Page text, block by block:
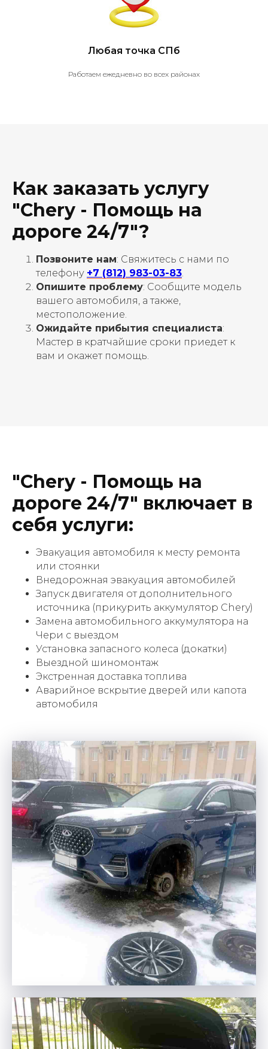
Любая точка СПб
Работаем ежедневно во всех районах
Как заказать услугу
"Chery - Помощь на
дороге 24/7"?
Позвоните нам: Свяжитесь с нами по
телефону +7 (812) 983-03-83
Опишите проблему: Сообщите модель
вашего автомобиля, а также,
местоположение.
Ожидайте прибытия специалиста:
Мастер в кратчайшие сроки приедет к
вам и окажет помощь.
"Chery - Помощь на
дороге 24/7" включает в
себя услуги:
Эвакуация автомобиля к месту ремонта
или стоянки
Внедорожная эвакуация автомобилей
Запуск двигателя от дополнительного
источника (прикурить аккумулятор Chery)
Замена автомобильного аккумулятора на
Чери с выездом
Установка запасного колеса (докатки)
Выездной шиномонтаж
Экстренная доставка топлива
Аварийное вскрытие дверей или капота
автомобиля